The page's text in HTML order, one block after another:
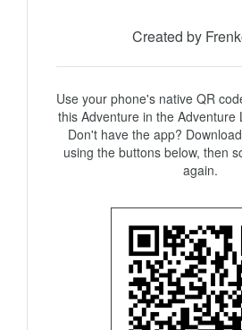
Created by
Use your phone's native QR
this Adventure in the Adventure
Don't have the app?
using the buttons below, then
again.